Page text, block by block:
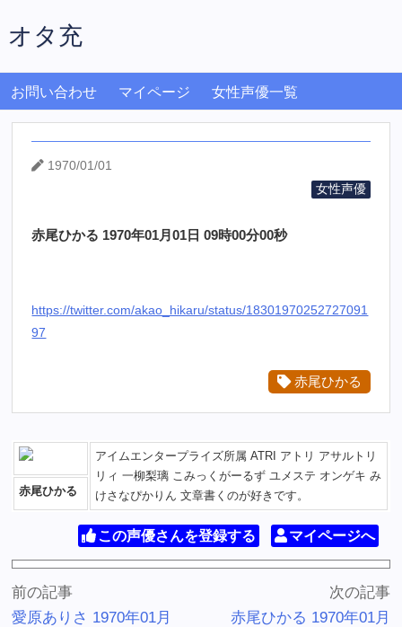
オタ充
お問い合わせ マイページ 女性声優一覧
1970/01/01
女性声優
赤尾ひかる 1970年01月01日 09時00分00秒
https://twitter.com/akao_hikaru/status/18301970252727091
97
赤尾ひかる
アイムエンタープライズ所属 ATRI アトリ アサルトリ
リィ 一柳梨璃 こみっくがーるず ユメステ オンゲキ み
けさなぴかりん 文章書くのが好きです。
赤尾ひかる
この声優さんを登録する マイページへ
前の記事
愛原ありさ 1970年01月
次の記事
赤尾ひかる 1970年01月